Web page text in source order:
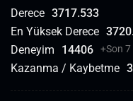
Derece 3717.533
En Yüksek Derece
Deneyim 14406 +Son
Kazanma / Kaybetme